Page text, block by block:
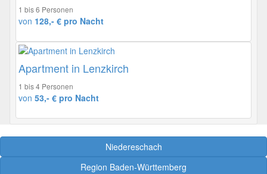
1 bis 6 Personen
von 128,- € pro Nacht
Apartment in Lenzkirch
1 bis 4 Personen
von 53,- € pro Nacht
Niedereschach
Region Baden-Württemberg